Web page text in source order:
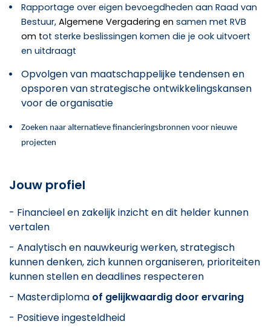
Rapportage over eigen bevoegdheden aan Raad van
Bestuur, Algemene Vergadering en samen met RVB
om tot sterke beslissingen komen die je ook uitvoert
en uitdraagt
Opvolgen van maatschappelijke tendensen en
opsporen van strategische ontwikkelingskansen
voor de organisatie
Zoeken naar alternatieve financieringsbronnen voor nieuwe
projecten
Jouw profiel
- Financieel en zakelijk inzicht en dit helder kunnen
vertalen
- Analytisch en nauwkeurig werken, strategisch
kunnen denken, zich kunnen organiseren, prioriteiten
kunnen stellen en deadlines respecteren
- Masterdiploma of gelijkwaardig door ervaring
- Positieve ingesteldheid